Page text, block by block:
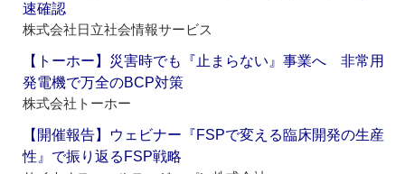
速確認
株式会社日立社会情報サービス
【トーホー】災害時でも『止まらない』事業へ 非常用
発電機で万全のBCP対策
株式会社トーホー
【開催報告】ウェビナー『FSPで変える臨床開発の生産
性』で振り返るFSP戦略